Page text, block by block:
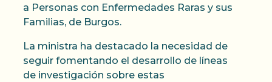
a Personas con Enfermedades Raras y sus
Familias, de Burgos.
La ministra ha destacado la necesidad de
seguir fomentando el desarrollo de líneas
de investigación sobre estas